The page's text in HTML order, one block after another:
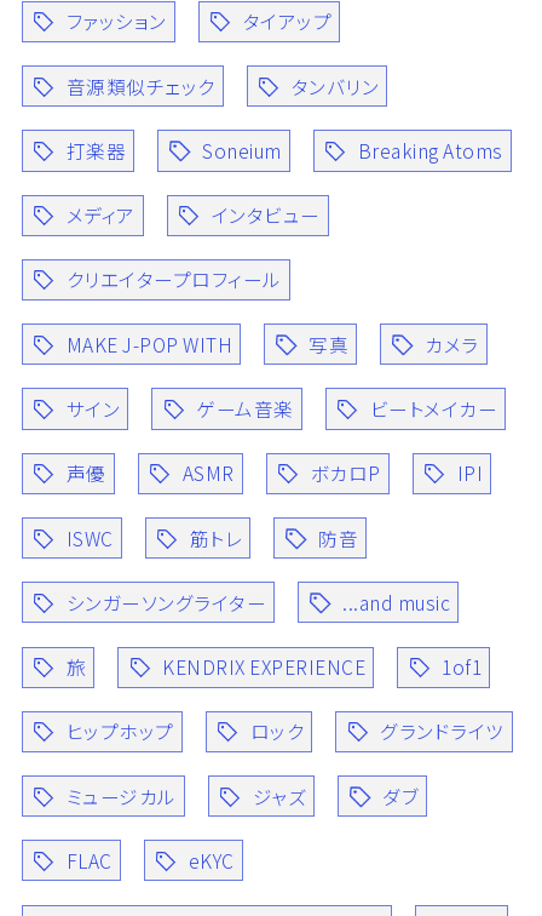
ファッション タイアップ
音源類似チェック タンバリン
打楽器 Soneium Breaking Atoms
メディア インタビュー
クリエイタープロフィール
MAKE J-POP WITH 写真 カメラ
サイン ゲーム音楽 ビートメイカー
声優 ASMR ボカロP IPI
ISWC 筋トレ 防音
シンガーソングライター ...and music
旅 KENDRIX EXPERIENCE 1of1
ヒップホップ ロック グランドライツ
ミュージカル ジャズ ダブ
FLAC eKYC